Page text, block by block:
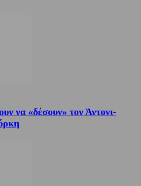
να «δέσουν» τον Άντονι-